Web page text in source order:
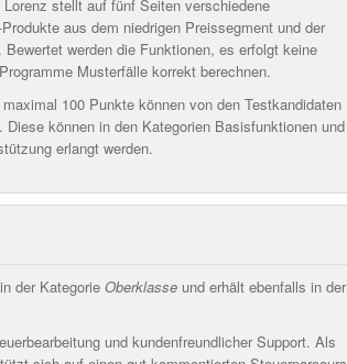
Lorenz stellt auf fünf Seiten verschiedene
aus dem niedrigen Preissegment und der
Bewertet werden die Funktionen, es erfolgt keine
Musterfälle korrekt berechnen.
100 Punkte können von den Testkandidaten
Diese können in den Kategorien Basisfunktionen und
erlangt werden.
der Kategorie Oberklasse und erhält ebenfalls in der
und kundenfreundlicher Support. Als